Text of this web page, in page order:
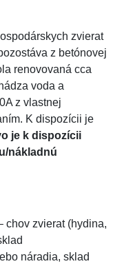
zvierat
z betónovej
renovovaná cca
voda a
z vlastnej
K dispozícii je
je k dispozícii
nákladnú
chov zvierat (hydina,
náradia, sklad